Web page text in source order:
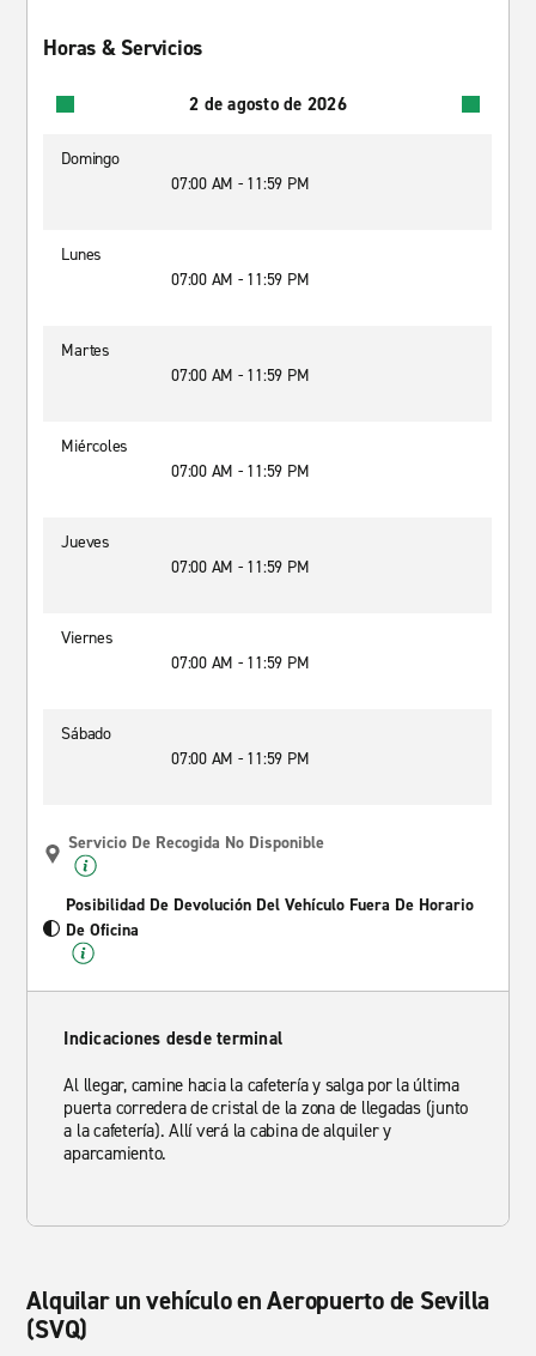
Horas & Servicios
2 de agosto de 2026
Domingo
07:00 AM - 11:59 PM
Lunes
07:00 AM - 11:59 PM
Martes
07:00 AM - 11:59 PM
Miércoles
07:00 AM - 11:59 PM
Jueves
07:00 AM - 11:59 PM
Viernes
07:00 AM - 11:59 PM
Sábado
07:00 AM - 11:59 PM
Servicio De Recogida No Disponible
Posibilidad De Devolución Del Vehículo Fuera De Horario
De Oficina
Indicaciones desde terminal
Al llegar, camine hacia la cafetería y salga por la última
puerta corredera de cristal de la zona de llegadas (junto
a la cafetería). Allí verá la cabina de alquiler y
aparcamiento.
Alquilar un vehículo en Aeropuerto de Sevilla
(SVQ)